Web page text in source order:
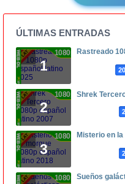
ÚLTIMAS ENTRADAS
1
1080p Rastreado
2
1080p Shrek
3
1080p Misterio en
1080p Sueños